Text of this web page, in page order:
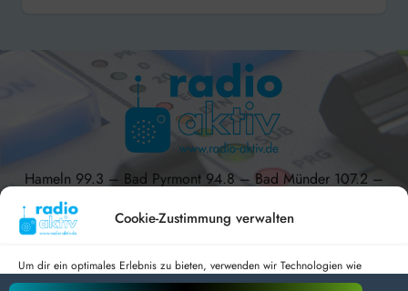
Cookie-Zustimmung verwalten
Um dir ein optimales Erlebnis zu bieten, verwenden wir Technologien wie
Cookies, um Geräteinformationen zu speichern und/oder darauf zuzugreifen.
Hameln 99.3 – Bad Pyrmont 94.8 – Bad Münder 107.2 –
DAB+ 9C